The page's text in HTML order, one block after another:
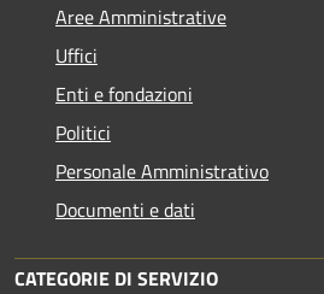
Aree Amministrative
Uffici
Enti e fondazioni
Politici
Personale Amministrativo
Documenti e dati
CATEGORIE DI SERVIZIO